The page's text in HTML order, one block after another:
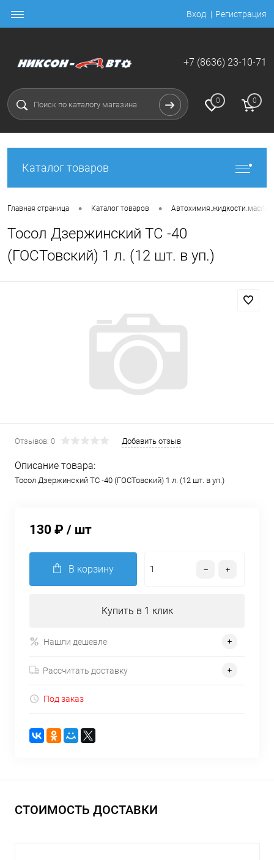
Вход Регистрация
+7 (8636) 23-10-71
0 0
Каталог товаров
Главная страница • Каталог товаров • Автохимия.жидкости.масла
Тосол Дзержинский ТС -40
(ГОСТовский) 1 л. (12 шт. в уп.)
Отзывов: 0 Добавить отзыв
Описание товара:
Тосол Дзержинский ТС -40 (ГОСТовский) 1 л. (12 шт. в уп.)
130 ₽ / шт
В корзину
Купить в 1 клик
Нашли дешевле
Рассчитать доставку
Под заказ
СТОИМОСТЬ ДОСТАВКИ